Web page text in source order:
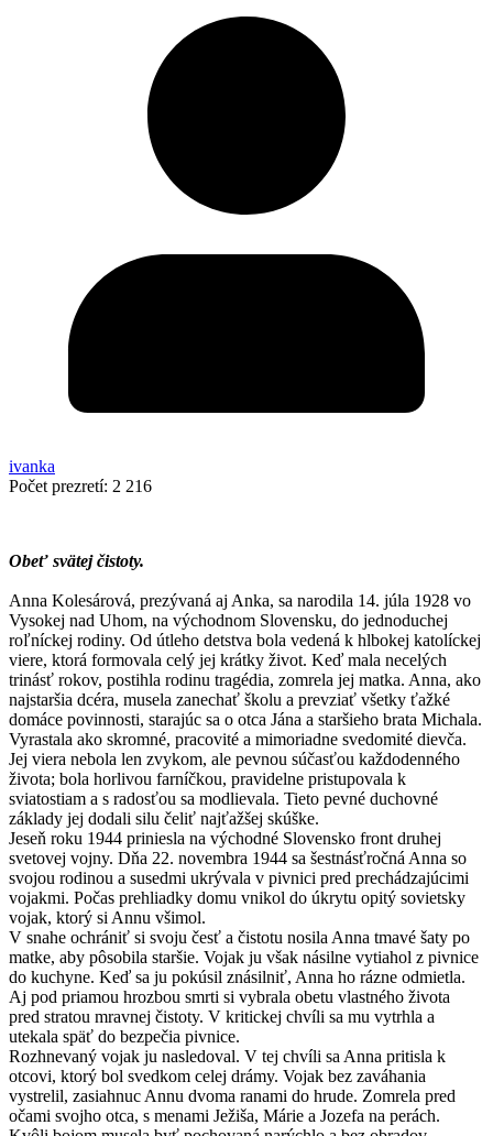
ivanka
Počet prezretí: 2 216
Obeť svätej čistoty.
Anna Kolesárová, prezývaná aj Anka, sa narodila 14. júla 1928 vo
Vysokej nad Uhom, na východnom Slovensku, do jednoduchej
roľníckej rodiny. Od útleho detstva bola vedená k hlbokej katolíckej
viere, ktorá formovala celý jej krátky život. Keď mala necelých
trinásť rokov, postihla rodinu tragédia, zomrela jej matka. Anna, ako
najstaršia dcéra, musela zanechať školu a prevziať všetky ťažké
domáce povinnosti, starajúc sa o otca Jána a staršieho brata Michala.
Vyrastala ako skromné, pracovité a mimoriadne svedomité dievča.
Jej viera nebola len zvykom, ale pevnou súčasťou každodenného
života; bola horlivou farníčkou, pravidelne pristupovala k
sviatostiam a s radosťou sa modlievala. Tieto pevné duchovné
základy jej dodali silu čeliť najťažšej skúške.
Jeseň roku 1944 priniesla na východné Slovensko front druhej
svetovej vojny. Dňa 22. novembra 1944 sa šestnásťročná Anna so
svojou rodinou a susedmi ukrývala v pivnici pred prechádzajúcimi
vojakmi. Počas prehliadky domu vnikol do úkrytu opitý sovietsky
vojak, ktorý si Annu všimol.
V snahe ochrániť si svoju česť a čistotu nosila Anna tmavé šaty po
matke, aby pôsobila staršie. Vojak ju však násilne vytiahol z pivnice
do kuchyne. Keď sa ju pokúsil znásilniť, Anna ho rázne odmietla.
Aj pod priamou hrozbou smrti si vybrala obetu vlastného života
pred stratou mravnej čistoty. V kritickej chvíli sa mu vytrhla a
utekala späť do bezpečia pivnice.
Rozhnevaný vojak ju nasledoval. V tej chvíli sa Anna pritisla k
otcovi, ktorý bol svedkom celej drámy. Vojak bez zaváhania
vystrelil, zasiahnuc Annu dvoma ranami do hrude. Zomrela pred
očami svojho otca, s menami Ježiša, Márie a Jozefa na perách.